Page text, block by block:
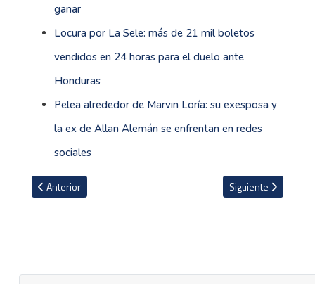
ganar
Locura por La Sele: más de 21 mil boletos
vendidos en 24 horas para el duelo ante
Honduras
Pelea alrededor de Marvin Loría: su exesposa y
la ex de Allan Alemán se enfrentan en redes
sociales
Artículo anterior: "Hay muchos intereses sobre La Sele", dice
Anterior Artículo siguiente:
Siguiente